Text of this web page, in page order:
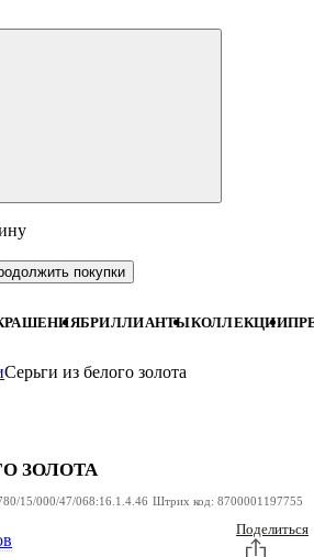
покупки
БРИЛЛИАНТЫКОЛЛЕКЦИИ
Серьги из белого золота
ЗОЛОТА
15/000/47/068:16.1.4.46 Штрих код: 8700001197755
Поделиться